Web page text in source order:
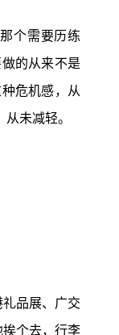
个需要历练
的从来不是
危机感，从
未减轻。
品展、广交
个去，行李